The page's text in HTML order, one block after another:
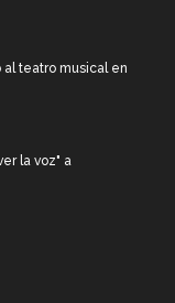
al teatro musical en
la voz" a